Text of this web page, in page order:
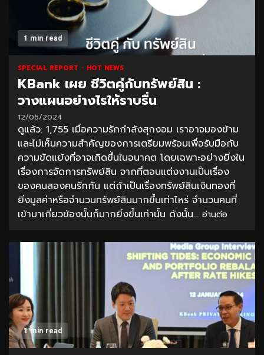
1 min read
SPECIAL REPORT HOT NEWS
KBank เผย ชีวิตคู่กับทรัพย์สิน :
วางแผนอย่างไรให้ราบรื่น
12/06/2024
ดูแล้ว: 1,755 เมื่อความรักกำลังสุกงอม เราอาจมองข้าม
และไม่เห็นความสำคัญของการเตรียมพร้อมเพื่อรับมือกับ
ความขัดแย้งที่อาจเกิดขึ้นในอนาคต โดยเฉพาะอย่างยิ่งใน
เรื่องการจัดการทรัพย์สิน จากที่ตอนแต่งงานเป็นเรื่อง
ของคนสองคนรักกัน แต่ถ้าเป็นเรื่องทรัพย์สินเงินทองที่
ยิ่งมูลค่าหรือจำนวนทรัพย์สินมากขึ้นเท่าไหร่ จำนวนคนที่
เข้ามาเกี่ยวข้องนั้นก็มากยิ่งขึ้นเท่านั้น ดังนั้น... อ่านต่อ
1 min read